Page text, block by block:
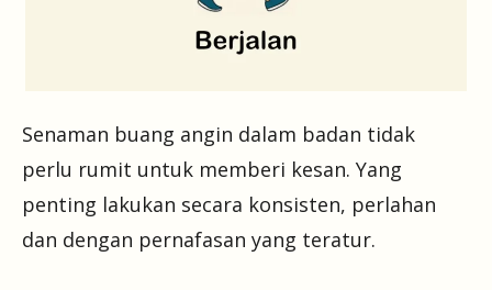
Senaman buang angin dalam badan tidak
perlu rumit untuk memberi kesan. Yang
penting lakukan secara konsisten, perlahan
dan dengan pernafasan yang teratur.